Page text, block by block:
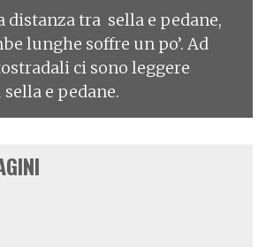
distanza tra sella e pedane,
lunghe soffre un po’. Ad
ci sono leggere
e pedane.